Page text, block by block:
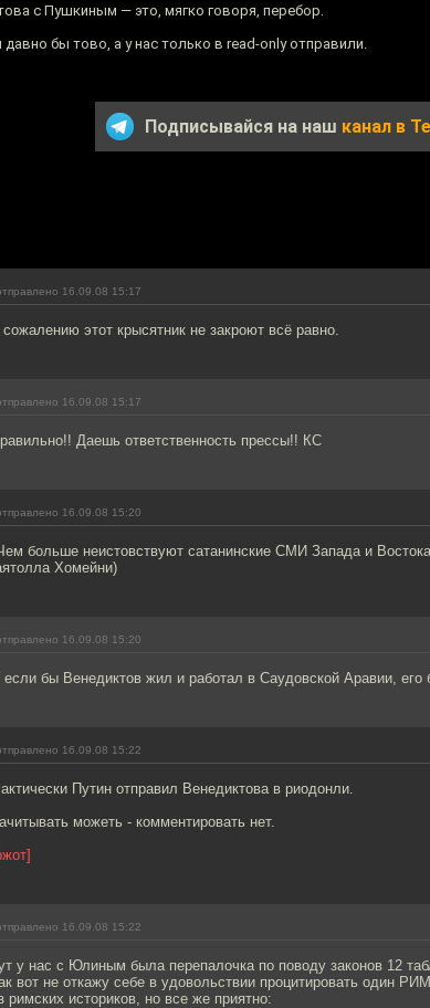
с Пушкиным — это, мягко говоря, перебор.
бы тово, а у нас только в read-only отправили.
Подписывайся на наш канал в
16.09.08 15:17
сожалению этот крысятник не закроют всё равно.
16.09.08 15:17
Даешь ответственность прессы!! КС
16.09.08 15:20
больше неистовствуют сатанинские СМИ Запада и
Хомейни)
16.09.08 15:20
бы Венедиктов жил и работал в Саудовской Аравии, его
16.09.08 15:22
Путин отправил Венедиктова в риодонли.
можеть - комментировать нет.
16.09.08 15:22
у нас с Юлиным была перепалочка по поводу законов 12
вот не откажу себе в удовольствии процитировать один
римских историков, но все же приятно: